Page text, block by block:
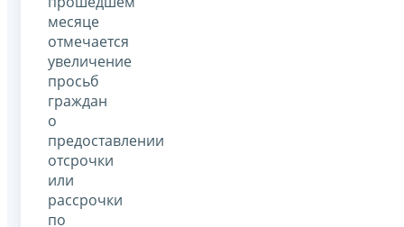
месяце
отмечается
увеличение
просьб
граждан
о
предоставлении
отсрочки
или
рассрочки
по